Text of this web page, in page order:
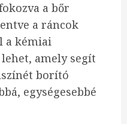
a bőr
a ráncok
a kémiai
amely segít
borító
egységesebbé